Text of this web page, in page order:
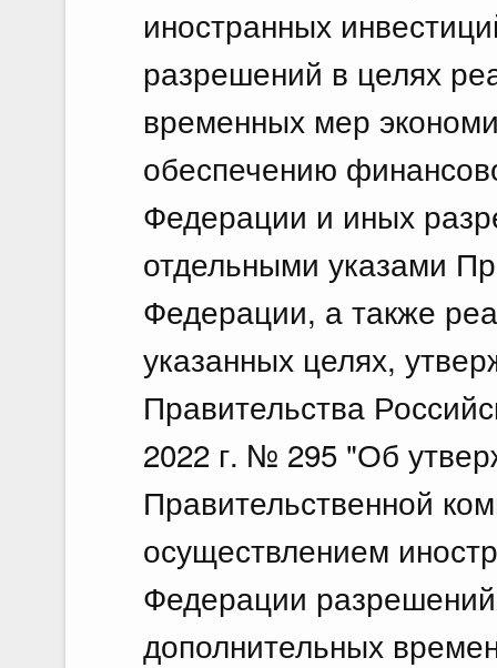
иностранных
разрешений в целях
временных мер
обеспечению
Федерации и иных
отдельными указами
Федерации, а также
указанных целях,
Правительства
2022 г. № 295 "Об
Правительственной
осуществлением
Федерации
дополнительных